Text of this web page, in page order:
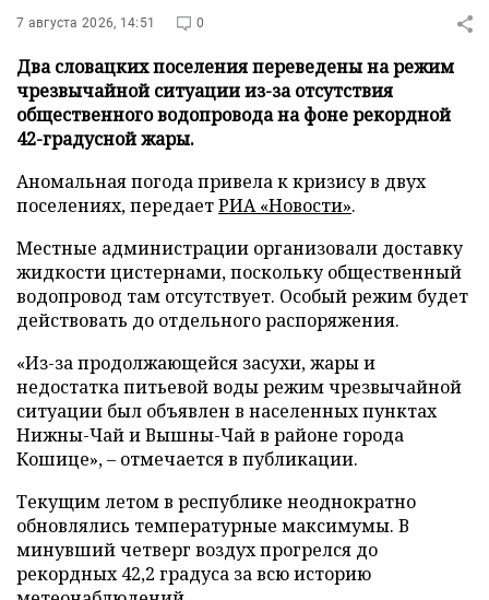
7 августа 2026, 14:51 0
Два словацких поселения переведены на режим
чрезвычайной ситуации из-за отсутствия
общественного водопровода на фоне рекордной
42-градусной жары.
Аномальная погода привела к кризису в двух
поселениях, передаетРИА «Новости».
Местные администрации организовали доставку
жидкости цистернами, поскольку общественный
водопровод там отсутствует. Особый режим будет
действовать до отдельного распоряжения.
«Из-за продолжающейся засухи, жары и
недостатка питьевой воды режим чрезвычайной
ситуации был объявлен в населенных пунктах
Нижны-Чай и Вышны-Чай в районе города
Кошице», – отмечается в публикации.
Текущим летом в республике неоднократно
обновлялись температурные максимумы. В
минувший четверг воздух прогрелся до
рекордных 42,2 градуса за всю историю